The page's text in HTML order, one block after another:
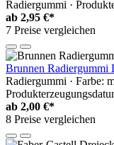
Radiergummi ·
ab 2,95 €*
7 Preise vergleichen
Brunnen Radiergummi
Radiergummi · Farbe:
ab 2,00 €*
8 Preise vergleichen